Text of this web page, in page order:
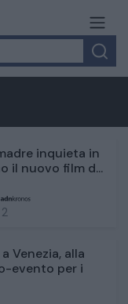
inquieta in
il nuovo film d...
2
Venezia, alla
evento per i